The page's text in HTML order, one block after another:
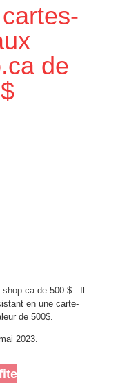
de
de 500 $ : Il
en une carte-
de 500$.
2023.